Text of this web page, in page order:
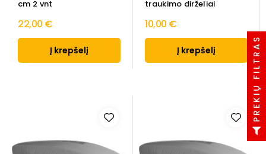
cm 2 vnt
22,00 €
Į krepšelį
traukimo dirželiai
10,00 €
Į krepšelį PREKIŲ FILTRAS